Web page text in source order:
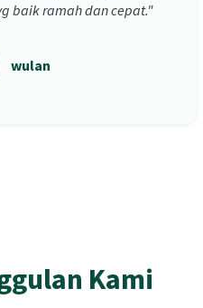
baik ramah dan cepat."
wulan
Kami